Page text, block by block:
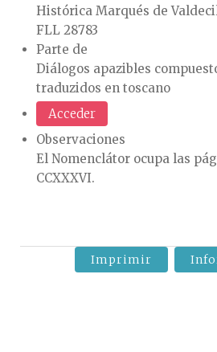
Histórica Marqués de
FLL 28783
Parte de
Diálogos apazibles
traduzidos en toscano
Acceder
Observaciones
El Nomenclátor ocupa las
CCXXXVI.
Imprimir